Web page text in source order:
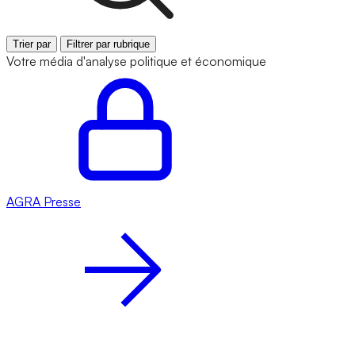
Trier par Filtrer par rubrique
Votre média d'analyse politique et économique
AGRA Presse